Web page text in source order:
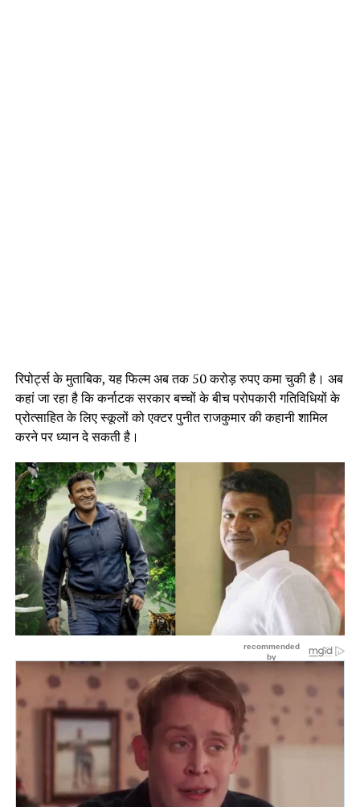
रिपोर्ट्स के मुताबिक, यह फिल्म अब तक 50 करोड़ रुपए कमा चुकी है। अब
कहां जा रहा है कि कर्नाटक सरकार बच्चों के बीच परोपकारी गतिविधियों के
प्रोत्साहित के लिए स्कूलों को एक्टर पुनीत राजकुमार की कहानी शामिल
करने पर ध्यान दे सकती है।